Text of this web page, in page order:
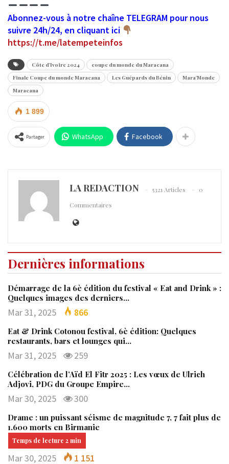
Abonnez-vous à notre chaîne TELEGRAM pour nous
suivre 24h/24, en cliquant ici
https://t.me/latempeteinfos
Côte d'Ivoire 2024
coupe du monde du Maracana
Finale Coupe du monde Maracana
Les Guépards du Bénin
Mara'Monde
Maracana
1 899
Partager WhatsApp Facebook
LA REDACTION 5321 Articles
0
Commentaires
Dernières informations
Démarrage de la 6è édition du festival « Eat and Drink » :
Quelques images des derniers…
Mar 31, 2025 866
Eat & Drink Cotonou festival, 6è édition: Quelques
restaurants, bars et lounges qui…
Mar 31, 2025 259
Célébration de l’Aïd El Fitr 2025 : Les vœux de Ulrich
Adjovi, PDG du Groupe Empire…
Mar 30, 2025 300
Drame : un puissant séisme de magnitude 7, 7 fait plus de
1.600 morts en Birmanie
Mar 30, 2025 1 151